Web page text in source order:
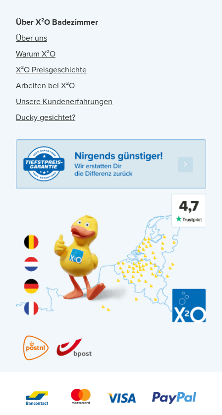
Über X²O Badezimmer
Über uns
Warum X²O
X²O Preisgeschichte
Arbeiten bei X²O
Unsere Kundenerfahrungen
Ducky gesichtet?